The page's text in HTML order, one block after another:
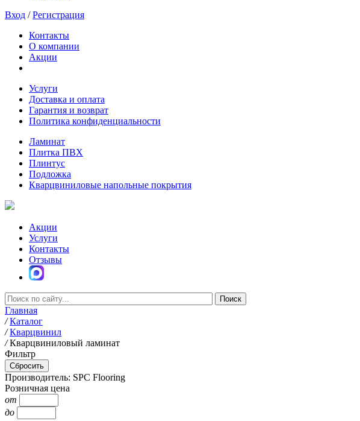
Вход /Регистрация
Контакты
О компании
Акции
Услуги
Доставка и оплата
Гарантия и возврат
Политика конфиденциальности
Ламинат
Плитка ПВХ
Плинтус
Подложка
Кварцвиниловые напольные покрытия
Акции
Услуги
Контакты
Отзывы
Главная
/ Каталог
/ Кварцвинил
/ Кварцвиниловый ламинат
Фильтр
Производитель: SPC Flooring
Розничная цена
от
до